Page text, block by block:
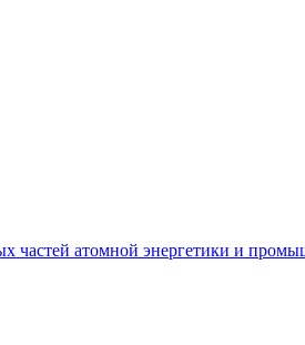
частей атомной энергетики и